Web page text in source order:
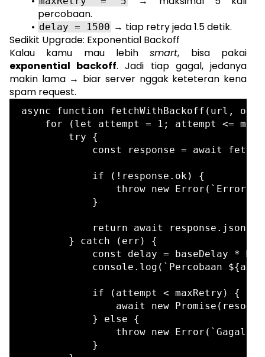
percobaan.
delay = 1500 → tiap retry jeda 1.5 detik.
Sedikit Upgrade: Exponential Backoff
Kalau kamu mau lebihsmart, bisa pakai
exponential backoff. Jadi tiap gagal, jedanya
makin lama → biar server nggak keteteran kena
spam request.
async function fetchWithBackoff(url,
for (let attempt = 1; attempt <=
        try {
const response = await
            if (!response.ok) {
throw new Error(`Error:
            }
            return await response.json();
        } catch (err) {
const delay = baseDelay *
console.log(`Percobaan
            if (attempt < maxRetry) {
await new
            } else {
throw new Error(`Gagal
            }